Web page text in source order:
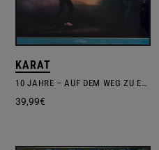
KARAT
10 JAHRE – AUF DEM WEG ZU EUCH – LIVE
39,99€